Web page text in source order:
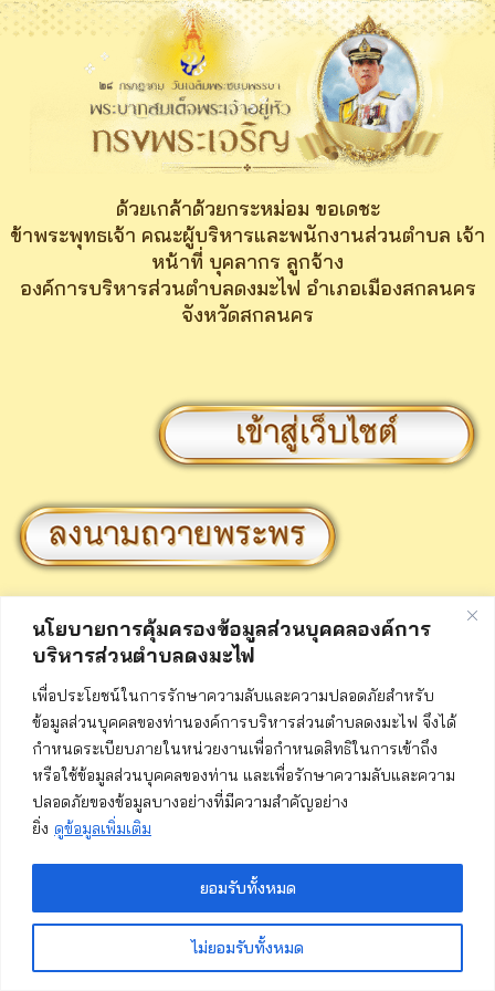
นโยบายการคุ้มครองข้อมูลส่วนบุคคลองค์การ
บริหารส่วนตำบลดงมะไฟ
เพื่อประโยชน์ในการรักษาความลับและความปลอดภัยสำหรับ
ข้อมูลส่วนบุคคลของท่านองค์การบริหารส่วนตำบลดงมะไฟ จึงได้
กำหนดระเบียบภายในหน่วยงานเพื่อกำหนดสิทธิในการเข้าถึง
หรือใช้ข้อมูลส่วนบุคคลของท่าน และเพื่อรักษาความลับและความ
ปลอดภัยของข้อมูลบางอย่างที่มีความสำคัญอย่าง
ยิ่ง ดูข้อมูลเพิ่มเติม
ไม่ยอมรับทั้งหมด
ยอมรับทั้งหมด
ด้วยเกล้าด้วยกระหม่อม ขอเดชะ
ข้าพระพุทธเจ้า คณะผู้บริหารและพนักงานส่วนตำบล เจ้า
หน้าที่ บุคลากร ลูกจ้าง
องค์การบริหารส่วนตำบลดงมะไฟ อำเภอเมืองสกลนคร
จังหวัดสกลนคร